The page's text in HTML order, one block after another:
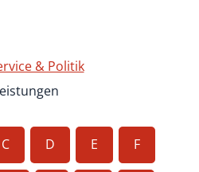
& Politik
C D E F